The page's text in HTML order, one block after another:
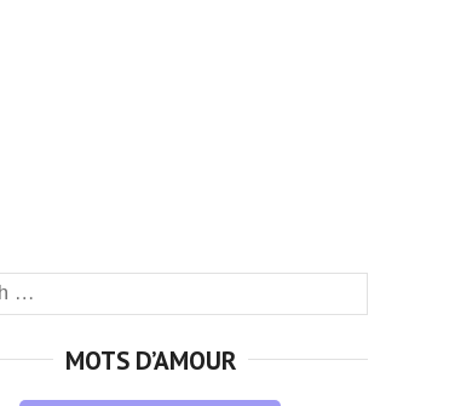
MOTS D’AMOUR